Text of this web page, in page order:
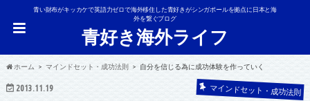
青い財布がキッカケで英語力ゼロで海外移住した青好きがシンガポールを拠点に日本と海
外を繋ぐブログ
青好き海外ライフ
ホーム マインドセット・成功法則 自分を信じる為に成功体験を作っていく
2013.11.19 マインドセット・成功法則